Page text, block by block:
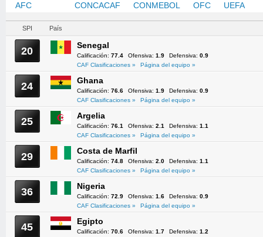
AFC CONCACAF CONMEBOL OFC UEFA
SPI País
20 Senegal
Calificación: 77.4 Ofensiva: 1.9 Defensiva: 0.9
CAF Clasificaciones »
Página del equipo »
24 Ghana
Calificación: 76.6 Ofensiva: 1.9 Defensiva: 0.9
CAF Clasificaciones »
Página del equipo »
25 Argelia
Calificación: 76.1 Ofensiva: 2.1 Defensiva: 1.1
CAF Clasificaciones »
Página del equipo »
29 Costa de Marfil
Calificación: 74.8 Ofensiva: 2.0 Defensiva: 1.1
CAF Clasificaciones »
Página del equipo »
36 Nigeria
Calificación: 72.9 Ofensiva: 1.6 Defensiva: 0.9
CAF Clasificaciones »
Página del equipo »
45 Egipto
Calificación: 70.6 Ofensiva: 1.7 Defensiva: 1.2